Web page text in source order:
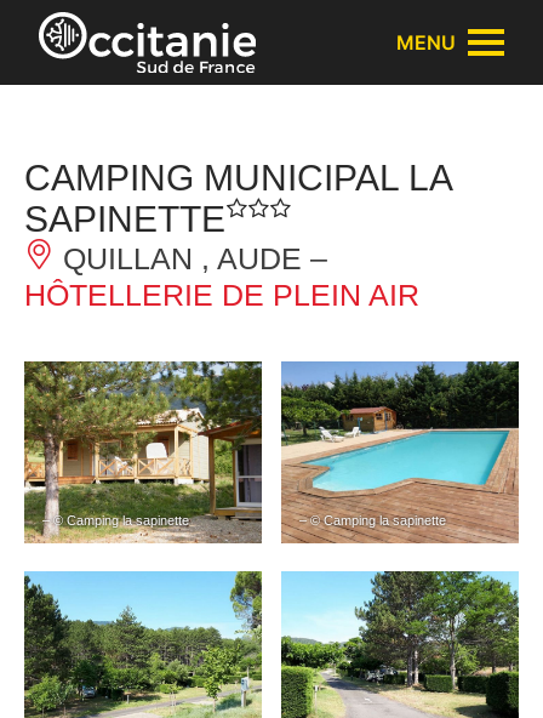
Panneau de gestion des cookies
MENU
CAMPING MUNICIPAL LA
SAPINETTE
QUILLAN , AUDE –
HÔTELLERIE DE PLEIN AIR
– © Camping la sapinette – © Camping la sapinette